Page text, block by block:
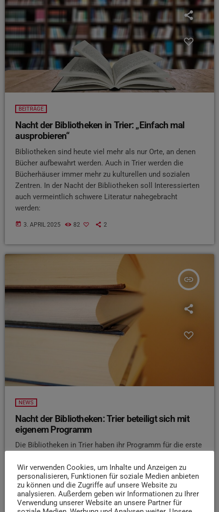
BEITRÄGE
Nacht der Bibliotheken in Trier: „Einfach mal
ausprobieren“
Bibliotheken sind heute viel mehr als nur Orte, an denen
Bücher aufbewahrt werden. Auch in Trier werden die
Bücherhäuser immer mehr zu kulturellen und sozialen
Zentren. In der Nacht der Bibliotheken soll Interessierten
auch vermeintlich schwere Literatur nahegebracht
werden:
today 3. APRIL 2025 82 2
insert_link
NEWS
Nacht der Bibliotheken: Trier beteiligt sich mit
eigenem Programm
Die Bibliotheken in Trier haben ihr Programm für die erste
vorgestellt. Laut Mitteilung der Stadt sind Führungen, ein
Vortrag, eine szenische Lesung sowie ein Besuch der
Schatzkammer geplant. Die Bibliotheksverbände wollen
mit der Aktion Aufmerksamkeit auf ihre Angebote und
Wir verwenden Cookies, um Inhalte und Anzeigen zu
personalisieren, Funktionen für soziale Medien anbieten
zu können und die Zugriffe auf unsere Website zu
analysieren. Außerdem geben wir Informationen zu Ihrer
Verwendung unserer Website an unsere Partner für